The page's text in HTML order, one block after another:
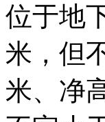
位于地
米，但
米、净